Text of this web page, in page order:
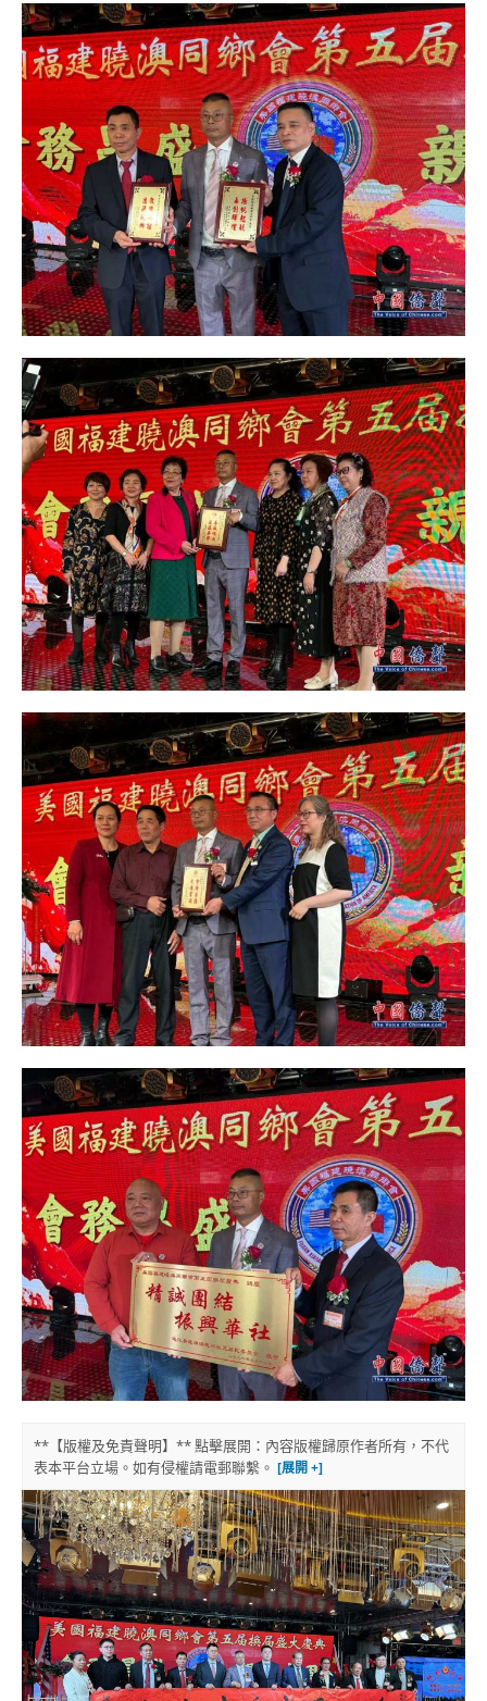
**【版權及免責聲明】** 點擊展開：內容版權歸原作者所有，不代
表本平台立場。如有侵權請電郵聯繫。